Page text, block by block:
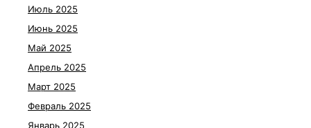
Июль 2025
Июнь 2025
Май 2025
Апрель 2025
Март 2025
Февраль 2025
Январь 2025